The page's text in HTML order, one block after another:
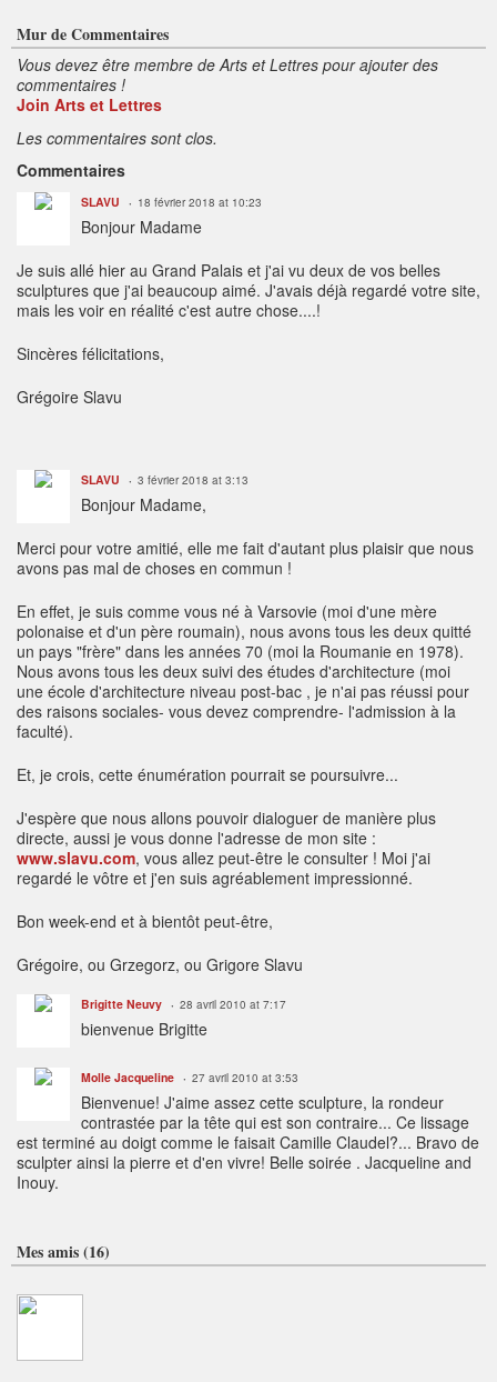
Mur de Commentaires
Vous devez être membre de Arts et Lettres pour ajouter des
commentaires !
Join Arts et Lettres
Les commentaires sont clos.
Commentaires
SLAVU 18 février 2018 at 10:23
Bonjour Madame
Je suis allé hier au Grand Palais et j'ai vu deux de vos belles
sculptures que j'ai beaucoup aimé. J'avais déjà regardé votre site,
mais les voir en réalité c'est autre chose....!
Sincères félicitations,
Grégoire Slavu
SLAVU 3 février 2018 at 3:13
Bonjour Madame,
Merci pour votre amitié, elle me fait d'autant plus plaisir que nous
avons pas mal de choses en commun !
En effet, je suis comme vous né à Varsovie (moi d'une mère
polonaise et d'un père roumain), nous avons tous les deux quitté
un pays "frère" dans les années 70 (moi la Roumanie en 1978).
Nous avons tous les deux suivi des études d'architecture (moi
une école d'architecture niveau post-bac , je n'ai pas réussi pour
des raisons sociales- vous devez comprendre- l'admission à la
faculté).
Et, je crois, cette énumération pourrait se poursuivre...
J'espère que nous allons pouvoir dialoguer de manière plus
directe, aussi je vous donne l'adresse de mon site :
www.slavu.com, vous allez peut-être le consulter ! Moi j'ai
regardé le vôtre et j'en suis agréablement impressionné.
Bon week-end et à bientôt peut-être,
Grégoire, ou Grzegorz, ou Grigore Slavu
Brigitte Neuvy 28 avril 2010 at 7:17
bienvenue Brigitte
Molle Jacqueline 27 avril 2010 at 3:53
Bienvenue! J'aime assez cette sculpture, la rondeur
contrastée par la tête qui est son contraire... Ce lissage
est terminé au doigt comme le faisait Camille Claudel?... Bravo de
sculpter ainsi la pierre et d'en vivre! Belle soirée . Jacqueline and
Inouy.
Mes amis (16)